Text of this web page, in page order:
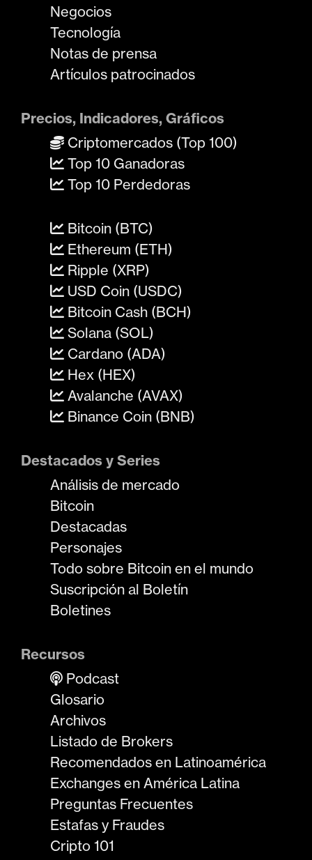
Negocios
Tecnología
Notas de prensa
Artículos patrocinados
Precios, Indicadores, Gráficos
Criptomercados (Top 100)
Top 10 Ganadoras
Top 10 Perdedoras
Bitcoin (BTC)
Ethereum (ETH)
Ripple (XRP)
USD Coin (USDC)
Bitcoin Cash (BCH)
Solana (SOL)
Cardano (ADA)
Hex (HEX)
Avalanche (AVAX)
Binance Coin (BNB)
Destacados y Series
Análisis de mercado
Bitcoin
Destacadas
Personajes
Todo sobre Bitcoin en el mundo
Suscripción al Boletín
Boletines
Recursos
Podcast
Glosario
Archivos
Listado de Brokers
Recomendados en Latinoamérica
Exchanges en América Latina
Preguntas Frecuentes
Estafas y Fraudes
Cripto 101